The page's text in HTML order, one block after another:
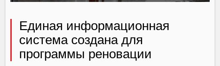
Единая информационная
система создана для
программы реновации